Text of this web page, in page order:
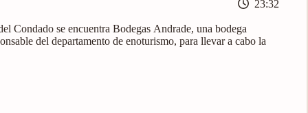
23:32
Condado se encuentra Bodegas Andrade, una bodega
del departamento de enoturismo, para llevar a cabo la